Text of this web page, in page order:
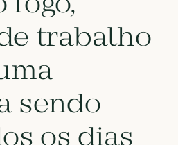
trabalho
sendo